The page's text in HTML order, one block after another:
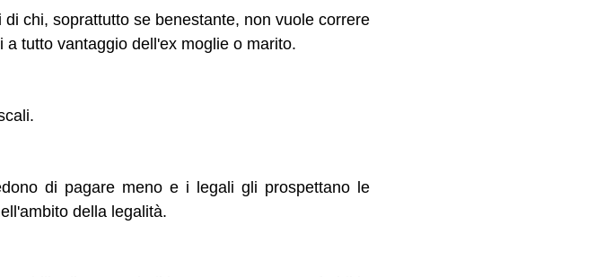
chi, soprattutto se benestante, non vuole correre
tutto vantaggio dell'ex moglie o marito.
di pagare meno e i legali gli prospettano le
della legalità.